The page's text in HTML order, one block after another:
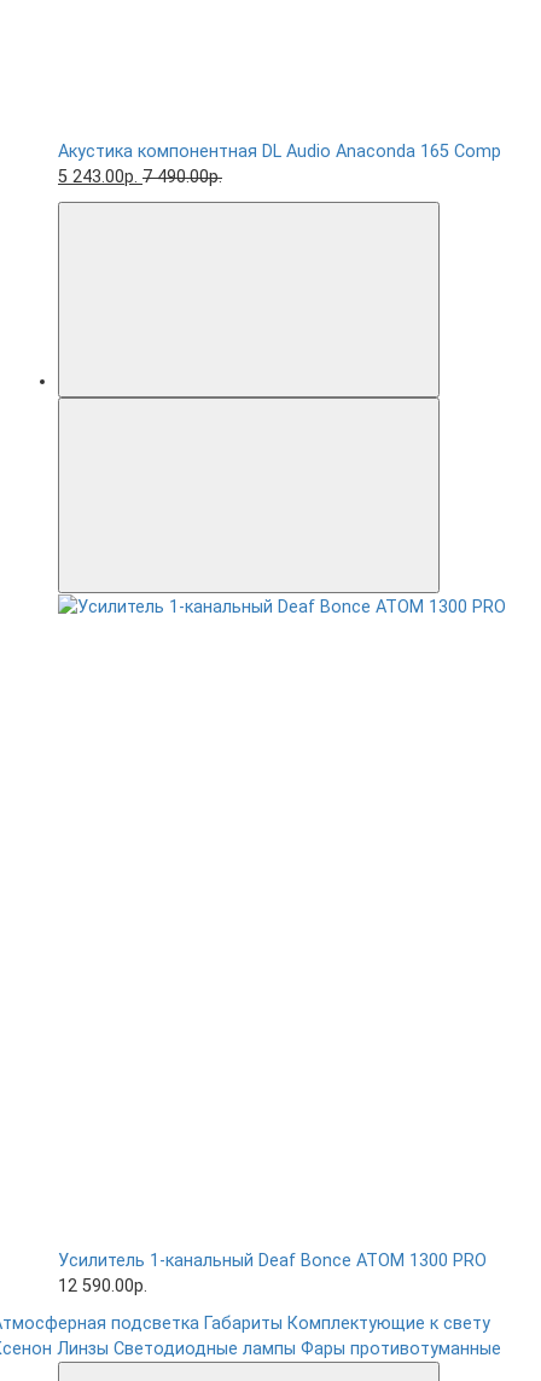
Акустика компонентная DL Audio Anaconda 165 Comp
5 243.00р. 7 490.00р.
Усилитель 1-канальный Deaf Bonce ATOM 1300 PRO
12 590.00р.
подсветка Габариты Комплектующие к свету
Линзы Светодиодные лампы Фары противотуманные